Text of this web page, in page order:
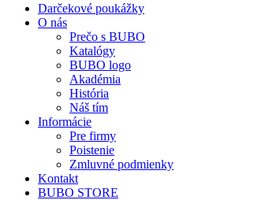
Darčekové poukážky
O nás
Prečo s BUBO
Katalógy
BUBO logo
Akadémia
História
Náš tím
Informácie
Pre firmy
Poistenie
Zmluvné podmienky
Kontakt
BUBO STORE